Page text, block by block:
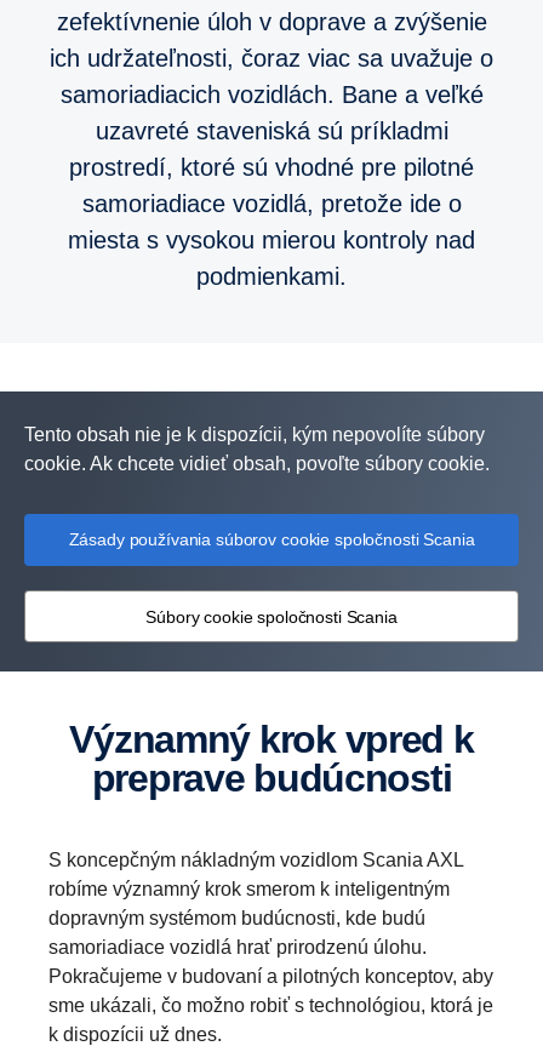
zefektívnenie úloh v doprave a zvýšenie
ich udržateľnosti, čoraz viac sa uvažuje o
samoriadiacich vozidlách. Bane a veľké
uzavreté staveniská sú príkladmi
prostredí, ktoré sú vhodné pre pilotné
samoriadiace vozidlá, pretože ide o
miesta s vysokou mierou kontroly nad
podmienkami.
Tento obsah nie je k dispozícii, kým nepovolíte súbory
cookie. Ak chcete vidieť obsah, povoľte súbory cookie.
Zásady používania súborov cookie spoločnosti Scania
Súbory cookie spoločnosti Scania
Významný krok vpred k
preprave budúcnosti
S koncepčným nákladným vozidlom Scania AXL
robíme významný krok smerom k inteligentným
dopravným systémom budúcnosti, kde budú
samoriadiace vozidlá hrať prirodzenú úlohu.
Pokračujeme v budovaní a pilotných konceptov, aby
sme ukázali, čo možno robiť s technológiou, ktorá je
k dispozícii už dnes.